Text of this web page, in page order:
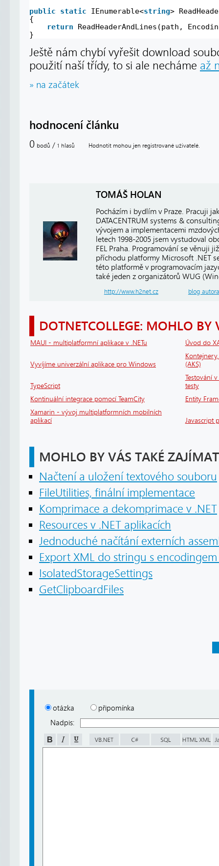
public
static IEnumerable<string>
{
return
ReadHeaderAndLines(path,
}
Ještě nám chybí vyřešit download
použití naší třídy, to si ale necháme až
» na začátek
hodnocení článku
0 bodů / 1 hlasů Hodnotit mohou jen registrované uživatelé.
TOMÁŠ HOLAN
Pocházím i bydlím v Praze. Pracuji
DATACENTRUM systems &
vývojem a implementacemi
letech 1998-2005 jsem vystudoval
FEL Praha. Programování se věnuji
příchodu platformy Microsoft .NET
této platformě v programovacím
také jeden z organizátorů WUG
http://www.h2net.cz blog autora
DOTNETCOLLEGE: MOHLO BY
MAUI - multiplatformní aplikace v .NETu Úvod do
Vyvíjíme univerzální aplikace pro Windows
(AKS)
TypeScript
Testování
testy
Kontinuální integrace pomocí TeamCity
Entity
Xamarin - vývoj multiplatformních mobilních
aplikací
Javascript
MOHLO BY VÁS TAKÉ ZAJÍMAT
Načtení a uložení textového souboru
FileUtilities, finální implementace
Komprimace a dekomprimace v .NET
Resources v .NET aplikacích
Jednoduché načítání externích
Export XML do stringu s encodingem
IsolatedStorageSettings
GetClipboardFiles
otázka
připomínka
Nadpis: